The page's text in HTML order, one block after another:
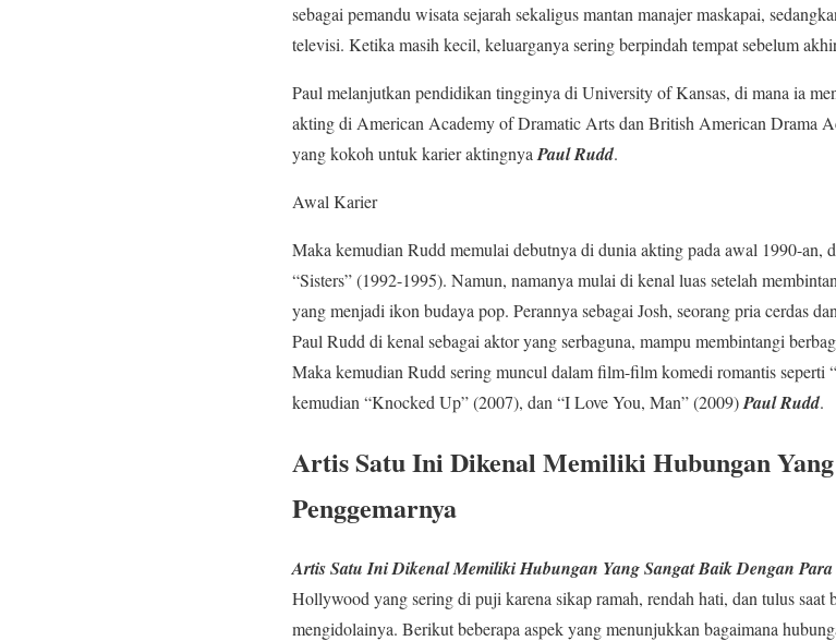
sebagai pemandu wisata sejarah sekaligus mantan manajer maskapai,
televisi. Ketika masih kecil, keluarganya sering berpindah tempat sebelum
Paul melanjutkan pendidikan tingginya di University of Kansas, di mana ia
akting di American Academy of Dramatic Arts dan British American Drama
yang kokoh untuk karier aktingnyaPaul Rudd.
Awal Karier
Maka kemudian Rudd memulai debutnya di dunia akting pada awal 1990-an,
“Sisters” (1992-1995). Namun, namanya mulai di kenal luas setelah
yang menjadi ikon budaya pop. Perannya sebagai Josh, seorang pria cerdas
Paul Rudd di kenal sebagai aktor yang serbaguna, mampu membintangi
Maka kemudian Rudd sering muncul dalam film-film komedi romantis seperti
kemudian “Knocked Up” (2007), dan “I Love You, Man” (2009)Paul Rudd.
Artis Satu Ini Dikenal Memiliki Hubungan
Penggemarnya
Artis Satu Ini Dikenal Memiliki Hubungan Yang Sangat Baik Dengan Para
Hollywood yang sering di puji karena sikap ramah, rendah hati, dan tulus saat
mengidolainya. Berikut beberapa aspek yang menunjukkan bagaimana